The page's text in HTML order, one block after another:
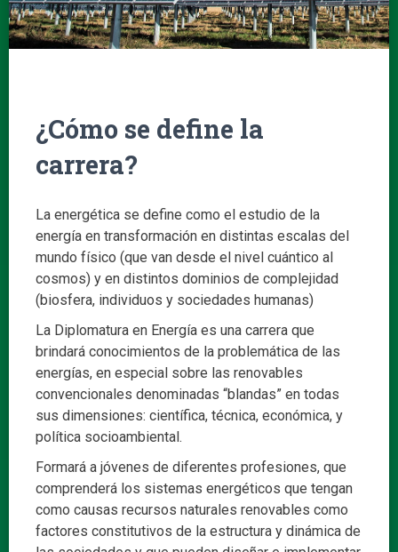
¿Cómo se define la
carrera?
La energética se define como el estudio de la
energía en transformación en distintas escalas del
mundo físico (que van desde el nivel cuántico al
cosmos) y en distintos dominios de complejidad
(biosfera, individuos y sociedades humanas)
La Diplomatura en Energía es una carrera que
brindará conocimientos de la problemática de las
energías, en especial sobre las renovables
convencionales denominadas “blandas” en todas
sus dimensiones: científica, técnica, económica, y
política socioambiental.
Formará a jóvenes de diferentes profesiones, que
comprenderá los sistemas energéticos que tengan
como causas recursos naturales renovables como
factores constitutivos de la estructura y dinámica de